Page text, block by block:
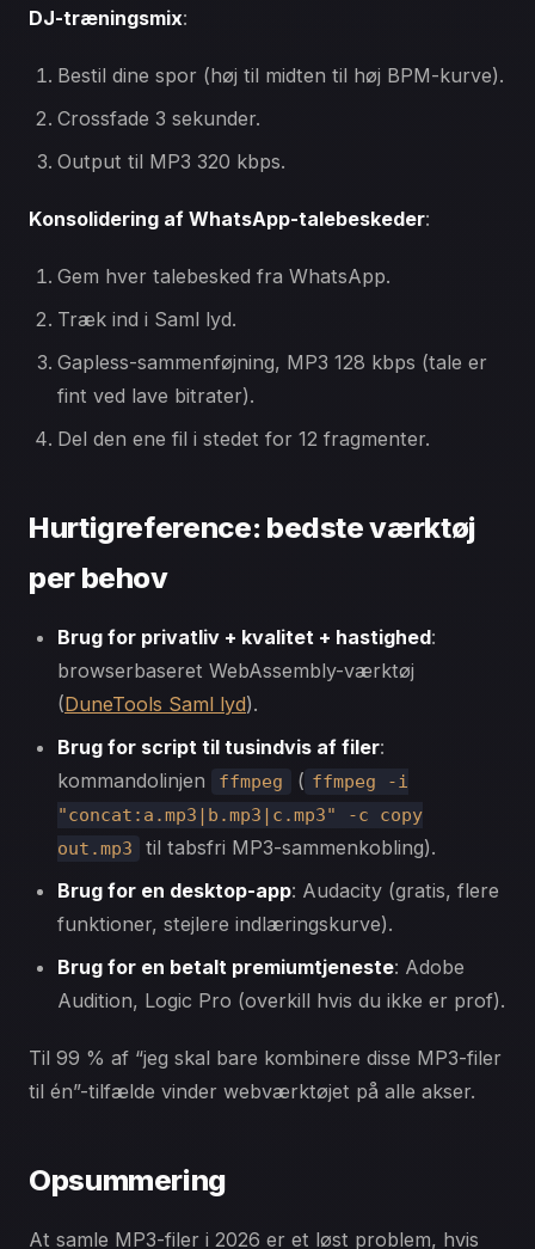
DJ-træningsmix:
Bestil dine spor (høj til midten til høj BPM-kurve).
Crossfade 3 sekunder.
Output til MP3 320 kbps.
Konsolidering af WhatsApp-talebeskeder:
Gem hver talebesked fra WhatsApp.
Træk ind i Saml lyd.
Gapless-sammenføjning, MP3 128 kbps (tale er
fint ved lave bitrater).
Del den ene fil i stedet for 12 fragmenter.
Hurtigreference: bedste værktøj
per behov
Brug for privatliv + kvalitet + hastighed:
browserbaseret WebAssembly-værktøj
(DuneTools Saml lyd).
Brug for script til tusindvis af filer:
kommandolinjen
ffmpeg ( ffmpeg -i
"concat:a.mp3|b.mp3|c.mp3" -c copy
out.mp3
til tabsfri MP3-sammenkobling).
Brug for en desktop-app: Audacity (gratis, flere
funktioner, stejlere indlæringskurve).
Brug for en betalt premiumtjeneste: Adobe
Audition, Logic Pro (overkill hvis du ikke er prof).
Til 99 % af “jeg skal bare kombinere disse MP3-filer
til én”-tilfælde vinder webværktøjet på alle akser.
Opsummering
At samle MP3-filer i 2026 er et løst problem, hvis